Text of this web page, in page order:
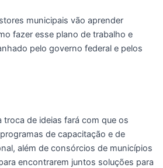
municipais vão aprender
fazer esse plano de trabalho e
pelo governo federal e pelos
troca de ideias fará com que os
de capacitação e de
além de consórcios de municípios
encontrarem juntos soluções para